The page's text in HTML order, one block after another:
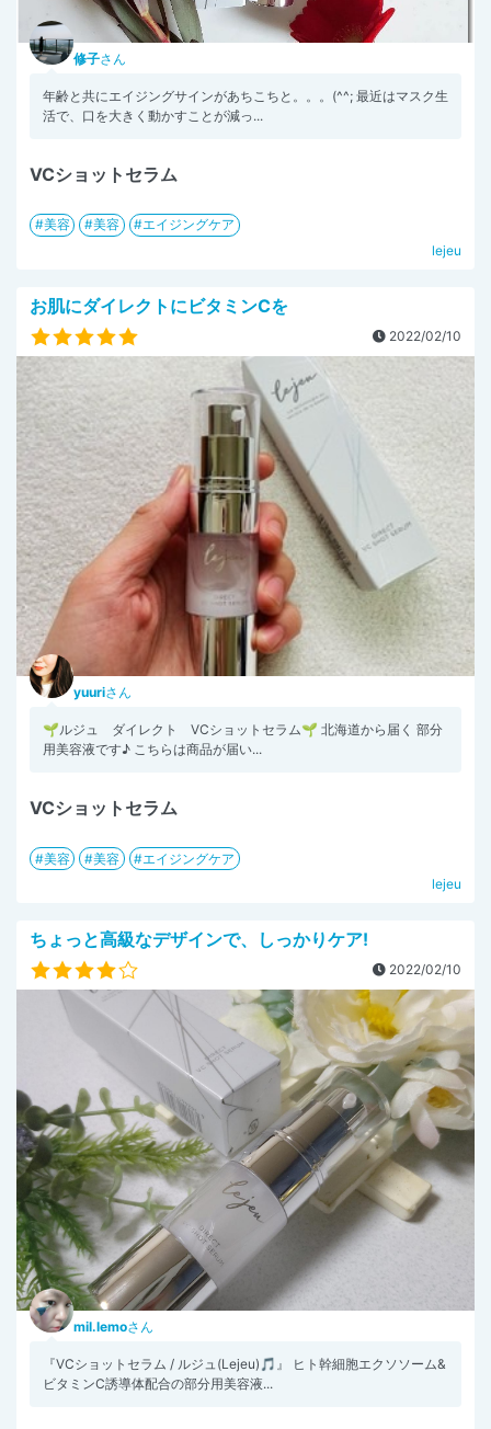
修子さん
年齢と共にエイジングサインがあちこちと。。。(^^; 最近はマスク生
活で、口を大きく動かすことが減っ...
VCショットセラム
美容 美容
エイジングケア
lejeu
お肌にダイレクトにビタミンCを
2022/02/10
yuuriさん
🌱ルジュ ダイレクト VCショットセラム🌱 北海道から届く 部分
用美容液です♪ こちらは商品が届い...
VCショットセラム
美容 美容
エイジングケア
lejeu
ちょっと高級なデザインで、しっかりケア!
2022/02/10
mil.lemoさん
『VCショットセラム / ルジュ(Lejeu)🎵』 ヒト幹細胞エクソソーム&
ビタミンC誘導体配合の部分用美容液...